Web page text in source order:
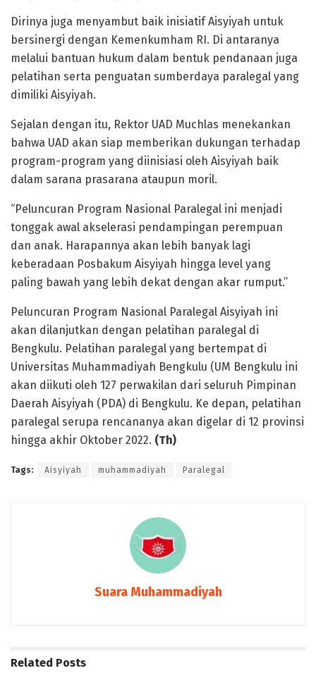
Dirinya juga menyambut baik inisiatif Aisyiyah untuk
bersinergi dengan Kemenkumham RI. Di antaranya
melalui bantuan hukum dalam bentuk pendanaan juga
pelatihan serta penguatan sumberdaya paralegal yang
dimiliki Aisyiyah.
Sejalan dengan itu, Rektor UAD Muchlas menekankan
bahwa UAD akan siap memberikan dukungan terhadap
program-program yang diinisiasi oleh Aisyiyah baik
dalam sarana prasarana ataupun moril.
“Peluncuran Program Nasional Paralegal ini menjadi
tonggak awal akselerasi pendampingan perempuan
dan anak. Harapannya akan lebih banyak lagi
keberadaan Posbakum Aisyiyah hingga level yang
paling bawah yang lebih dekat dengan akar rumput.”
Peluncuran Program Nasional Paralegal Aisyiyah ini
akan dilanjutkan dengan pelatihan paralegal di
Bengkulu. Pelatihan paralegal yang bertempat di
Universitas Muhammadiyah Bengkulu (UM Bengkulu ini
akan diikuti oleh 127 perwakilan dari seluruh Pimpinan
Daerah Aisyiyah (PDA) di Bengkulu. Ke depan, pelatihan
paralegal serupa rencananya akan digelar di 12 provinsi
hingga akhir Oktober 2022. (Th)
Tags: Aisyiyah muhammadiyah Paralegal
Suara Muhammadiyah
Related Posts